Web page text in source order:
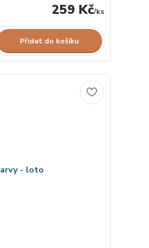
259 Kč/ks
Přidat do košíku